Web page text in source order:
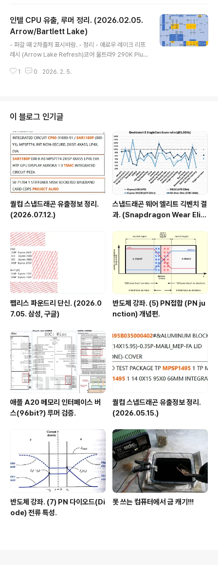
always-on)제품 리스트, 사양은 유출된 것과 거의 같은
데 유출에 있던 코어5 213PEF가 없음.모델명으로 보아 G
PU가 없는 모델인데 임베디드용이라서 검토하다가 출시
안 하기로 한건지, 이후에 OEM 등의 형태로 클라이언트
시장에 공급하려는건지 지켜볼 부분...
인텔 CPU 유출, 루머 정리. (2026.02.05.
Arrow/Bartlett Lake)
- 퍼갈 때 2차출처 표시바람. - 정리 - 애로우 레이크 리프
레시 (Arrow Lake Refresh)코어 울트라9 290K Plus
16061603)아키텍처 구분자가 Model 198 Stepping
375)아키텍처 구분자가 Model 198 Stepping 2 로 애
로우레이크와 같음.노스브릿지, 사우스브릿지 구분자는 2
85HX와 같음. 코어 울트라7 270K Plus 상품정보 등록.
(https://www.rutronik24.c..
1 0 2026. 2. 5.
이 블로그 인기글
퀄컴 스냅드래곤 유출정보 정리.
(2026.07.12.)
스냅드래곤 웨어 엘리트 긱벤치 결
과. (Snapdragon Wear Elit
팹리스 파운드리 단신. (2026.0
7.05. 삼성, 구글)
반도체 강좌. (5) PN접합 (PN ju
nction) 개념편.
애플 A20 메모리 인터페이스 버
스(96bit?) 루머 검증.
퀄컴 스냅드래곤 유출정보 정리.
(2026.05.15.)
반도체 강좌. (7) PN 다이오드(Di
ode) 전류 특성.
못 쓰는 컴퓨터에서 금 캐기!!!